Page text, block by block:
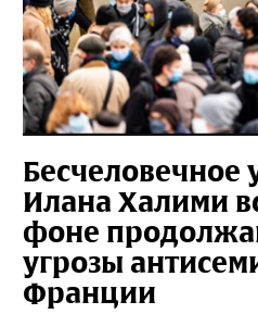
Бесчеловечное
Илана Халими
фоне
угрозы
Франции